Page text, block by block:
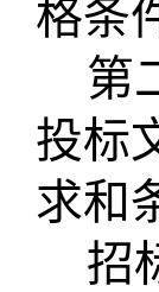
格条
第
投标
求和
招